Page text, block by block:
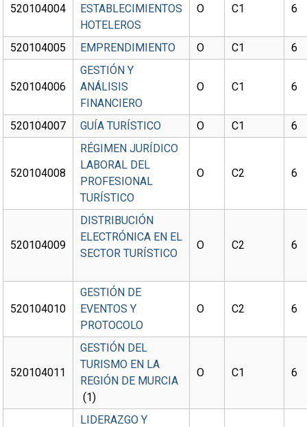
520104004
ESTABLECIMIENTOS
HOTELEROS
O C1 6
520104005 EMPRENDIMIENTO O C1 6
520104006
GESTIÓN Y
ANÁLISIS
FINANCIERO
O C1 6
520104007 GUÍA TURÍSTICO O C1 6
520104008
RÉGIMEN JURÍDICO
LABORAL DEL
PROFESIONAL
TURÍSTICO
O C2 6
520104009
DISTRIBUCIÓN
ELECTRÓNICA EN EL
SECTOR TURÍSTICO
O C2 6
520104010
GESTIÓN DE
EVENTOS Y
PROTOCOLO
O C2 6
520104011
GESTIÓN DEL
TURISMO EN LA
REGIÓN DE MURCIA
(1)
O C1 6
LIDERAZGO Y